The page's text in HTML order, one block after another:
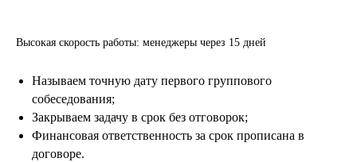
Высокая скорость работы: менеджеры через 15 дней
Называем точную дату первого группового
собеседования;
Закрываем задачу в срок без отговорок;
Финансовая ответственность за срок прописана в
договоре.